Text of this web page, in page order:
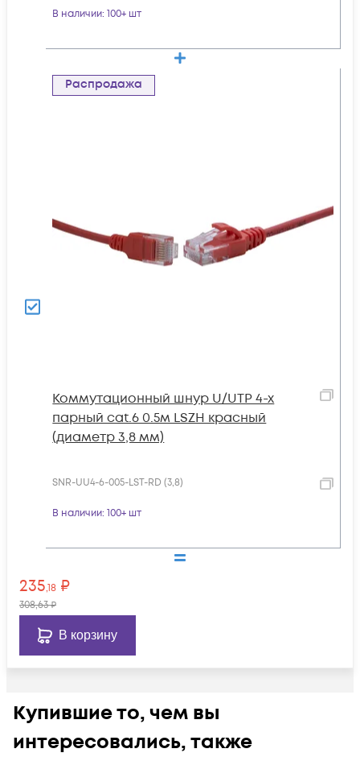
В наличии: 100+ шт
Распродажа
Коммутационный шнур U/UTP 4-х
парный cat.6 0.5м LSZH красный
(диаметр 3,8 мм)
SNR-UU4-6-005-LST-RD (3,8)
В наличии: 100+ шт
235,18 ₽
308,63₽
В корзину
Купившие то, чем вы
интересовались, также